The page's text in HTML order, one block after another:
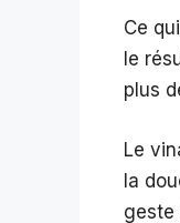
Ce
le
plus
Le
la
geste